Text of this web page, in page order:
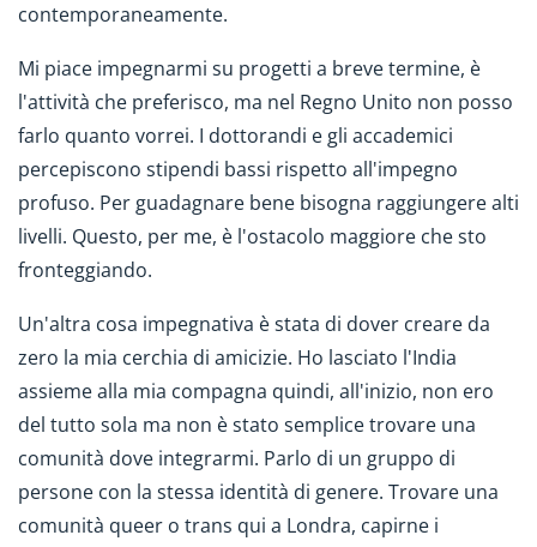
contemporaneamente.
Mi piace impegnarmi su progetti a breve termine, è
l'attività che preferisco, ma nel Regno Unito non posso
farlo quanto vorrei. I dottorandi e gli accademici
percepiscono stipendi bassi rispetto all'impegno
profuso. Per guadagnare bene bisogna raggiungere alti
livelli. Questo, per me, è l'ostacolo maggiore che sto
fronteggiando.
Un'altra cosa impegnativa è stata di dover creare da
zero la mia cerchia di amicizie. Ho lasciato l'India
assieme alla mia compagna quindi, all'inizio, non ero
del tutto sola ma non è stato semplice trovare una
comunità dove integrarmi. Parlo di un gruppo di
persone con la stessa identità di genere. Trovare una
comunità queer o trans qui a Londra, capirne i